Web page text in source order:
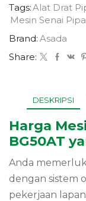
Tags:Alat Drat
Mesin Senai Pipa
Brand: Asada
Share:
DESKRIPSI
Harga
BG50AT
Anda
dengan sistem
pekerjaan